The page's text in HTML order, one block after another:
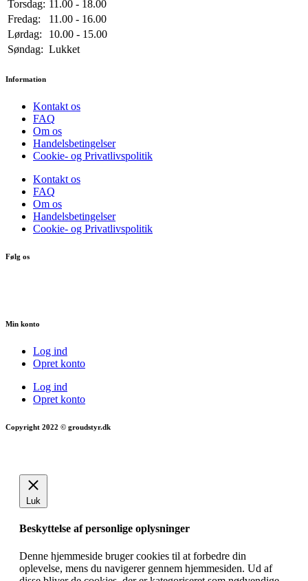
Torsdag: 11.00 - 18.00
Fredag:
11.00 - 16.00
Lørdag:
10.00 - 15.00
Søndag: Lukket
Information
Kontakt os
FAQ
Om os
Handelsbetingelser
Cookie- og Privatlivspolitik
Kontakt os
FAQ
Om os
Handelsbetingelser
Cookie- og Privatlivspolitik
Følg os
Min konto
Log ind
Opret konto
Log ind
Opret konto
Copyright 2022 © groudstyr.dk
Luk
Beskyttelse af personlige oplysninger
Denne hjemmeside bruger cookies til at forbedre din
oplevelse, mens du navigerer gennem hjemmesiden. Ud af